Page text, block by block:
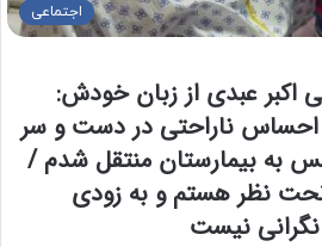
اجتماعی
عبدی از زبان خودش:
احساس ناراحتی در دست و سر
به بیمارستان منتقل شدم /
نظر هستم و به زودی
نیست